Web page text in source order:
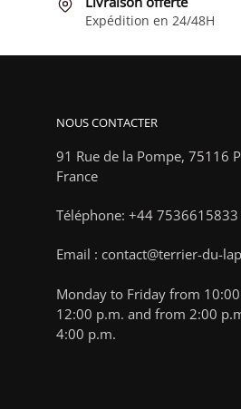
Expédition en 24/48H
NOUS CONTACTER
91 Rue de la Pompe, 75116
France
Téléphone: +44 7536615833
Email : contact@terrier-du-
Monday to Friday from
12:00 p.m. and from 2:00
4:00 p.m.